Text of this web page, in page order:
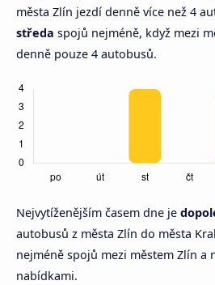
města Zlín jezdí denně více než 4
středa spojů nejméně, když mezi
denně pouze 4 autobusů.
Nejvytíženějším časem dne je
autobusů z města Zlín do města
nejméně spojů mezi městem Zlín a
nabídkami.